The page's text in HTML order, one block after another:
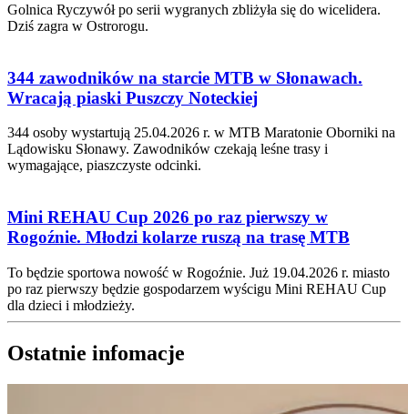
Golnica Ryczywół po serii wygranych zbliżyła się do wicelidera.
Dziś zagra w Ostrorogu.
344 zawodników na starcie MTB w Słonawach.
Wracają piaski Puszczy Noteckiej
344 osoby wystartują 25.04.2026 r. w MTB Maratonie Oborniki na
Lądowisku Słonawy. Zawodników czekają leśne trasy i
wymagające, piaszczyste odcinki.
Mini REHAU Cup 2026 po raz pierwszy w
Rogoźnie. Młodzi kolarze ruszą na trasę MTB
To będzie sportowa nowość w Rogoźnie. Już 19.04.2026 r. miasto
po raz pierwszy będzie gospodarzem wyścigu Mini REHAU Cup
dla dzieci i młodzieży.
Ostatnie infomacje